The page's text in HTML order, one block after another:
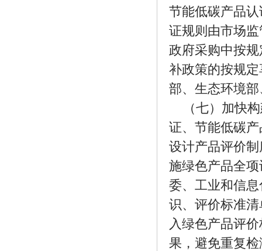
节能低碳产品
证规则由市场
政府采购中按
补政策的按规
部、生态环境
（七）加快
证、节能低碳
设计产品评价
施绿色产品全
委、工业和信
识、评价标准
入绿色产品评
果，避免重复